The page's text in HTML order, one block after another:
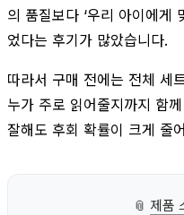
의 품질보다 ‘우리 아이에게
었다는 후기가 많았습니다.
따라서 구매 전에는 전체 세
누가 주로 읽어줄지까지 함
잘해도 후회 확률이 크게 줄
📎 제품